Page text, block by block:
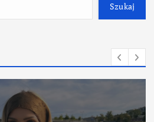
Szukaj